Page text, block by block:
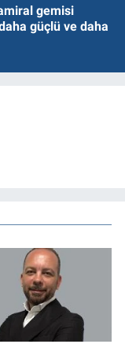
gemisi
güçlü ve daha